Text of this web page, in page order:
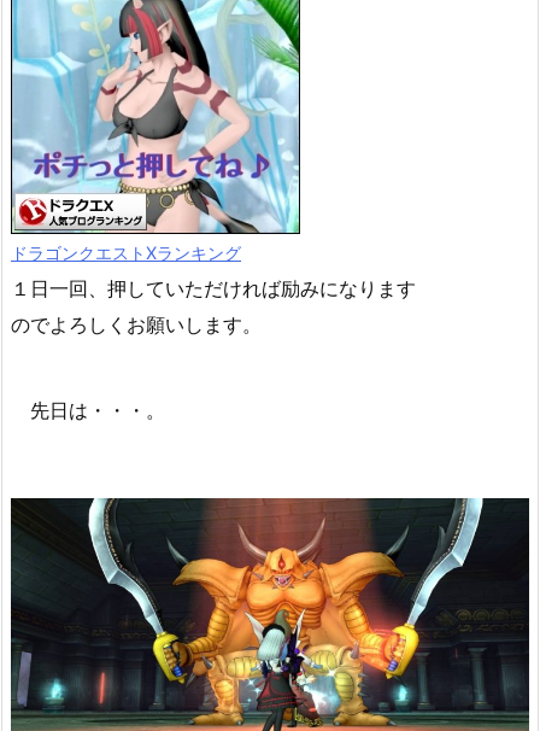
ドラゴンクエストXランキング
１日一回、押していただければ励みになります
のでよろしくお願いします。
先日は・・・。